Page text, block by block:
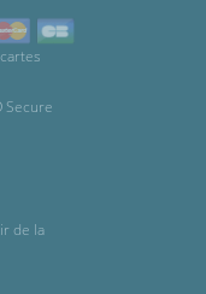
Secure
de la